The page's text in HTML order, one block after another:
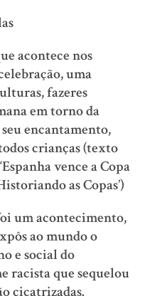
acontece nos
uma
fazeres
em torno da
encantamento,
crianças (texto
vence a Copa
as Copas’)
um acontecimento,
ao mundo o
e social do
racista que sequelou
cicatrizadas.